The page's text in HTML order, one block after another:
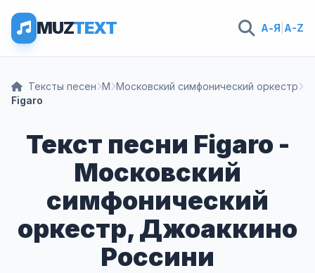
MUZTEXT А-Я A-Z
Тексты песен М Московский симфонический оркестр
Figaro
Текст песни Figaro -
Московский
симфонический
оркестр, Джоаккино
Россини